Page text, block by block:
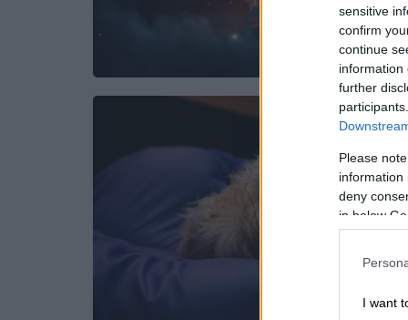
sensitive
confirm
continue
information
further
Please
information
deny
in below
I want